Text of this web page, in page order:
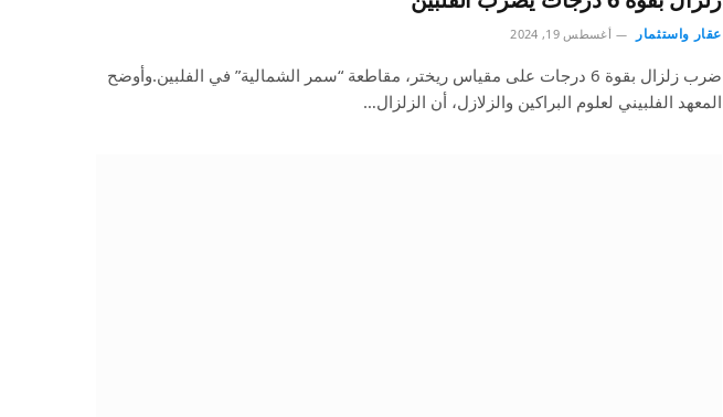
عقار واستثمار أغسطس 19, 2024
ضرب زلزال بقوة 6 درجات على مقياس ريختر، مقاطعة “سمر الشمالية” في الفلبين.وأوضح
المعهد الفلبيني لعلوم البراكين والزلازل، أن الزلزال…